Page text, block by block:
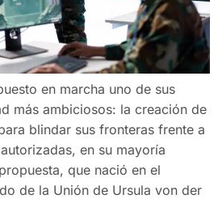
en marcha uno de sus
más ambiciosos: la creación de
blindar sus fronteras frente a
en su mayoría
que nació en el
de la Unión de Ursula von der